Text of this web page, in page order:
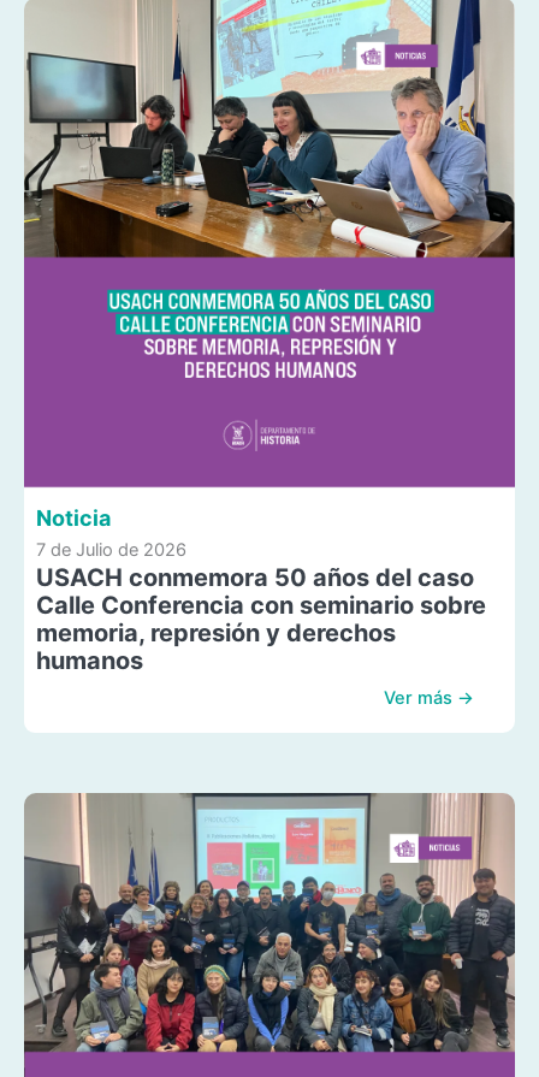
Noticia
7 de Julio de 2026
USACH conmemora 50 años del caso
Calle Conferencia con seminario sobre
memoria, represión y derechos
humanos
Ver más →